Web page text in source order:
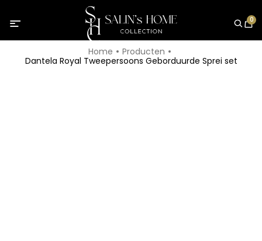
0
Home
Producten
Dantela Royal Tweepersoons Geborduurde Sprei set